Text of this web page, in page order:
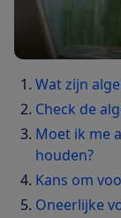
Wat zijn
Check de
Moet ik me
houden?
Kans om
Oneerlijke